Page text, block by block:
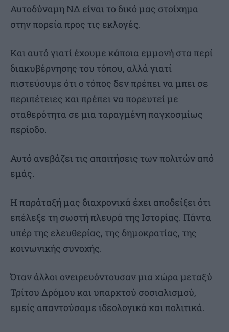
Αυτοδύναμη ΝΔ είναι το δικό μας στοίχημα
στην πορεία προς τις εκλογές.
Και αυτό γιατί έχουμε κάποια εμμονή στα περί
διακυβέρνησης του τόπου, αλλά γιατί
πιστεύουμε ότι ο τόπος δεν πρέπει να μπει σε
περιπέτειες και πρέπει να πορευτεί με
σταθερότητα σε μια ταραγμένη παγκοσμίως
περίοδο.
Αυτό ανεβάζει τις απαιτήσεις των πολιτών από
εμάς.
Η παράταξή μας διαχρονικά έχει αποδείξει ότι
επέλεξε τη σωστή πλευρά της Ιστορίας. Πάντα
υπέρ της ελευθερίας, της δημοκρατίας, της
κοινωνικής συνοχής.
Όταν άλλοι ονειρευόντουσαν μια χώρα μεταξύ
Τρίτου Δρόμου και υπαρκτού σοσιαλισμού,
εμείς απαντούσαμε ιδεολογικά και πολιτικά.